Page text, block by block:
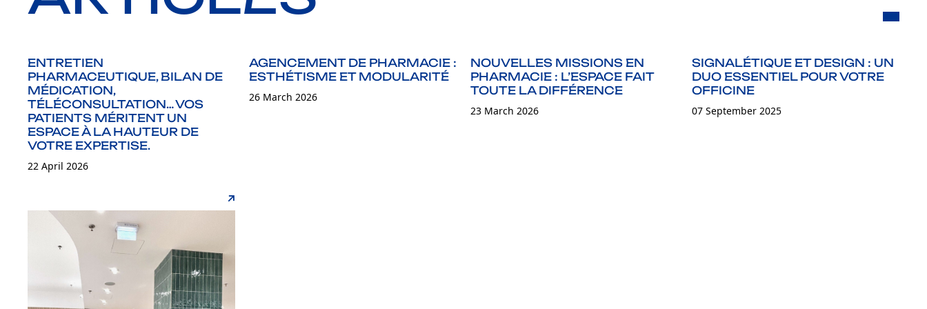
ENTRETIEN
PHARMACEUTIQUE, BILAN DE
MÉDICATION,
TÉLÉCONSULTATION… VOS
PATIENTS MÉRITENT UN
ESPACE À LA HAUTEUR DE
VOTRE EXPERTISE.
22 April 2026
AGENCEMENT DE PHARMACIE :
ESTHÉTISME ET MODULARITÉ
26 March 2026
NOUVELLES MISSIONS EN
PHARMACIE : L’ESPACE FAIT
TOUTE LA DIFFÉRENCE
23 March 2026
SIGNALÉTIQUE ET DESIGN : UN
DUO ESSENTIEL POUR VOTRE
OFFICINE
07 September 2025